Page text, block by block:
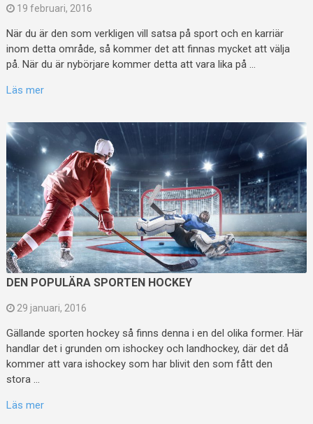
19 februari, 2016
När du är den som verkligen vill satsa på sport och en karriär
inom detta område, så kommer det att finnas mycket att välja
på. När du är nybörjare kommer detta att vara lika på …
Läs mer
DEN POPULÄRA SPORTEN HOCKEY
29 januari, 2016
Gällande sporten hockey så finns denna i en del olika former. Här
handlar det i grunden om ishockey och landhockey, där det då
kommer att vara ishockey som har blivit den som fått den
stora …
Läs mer